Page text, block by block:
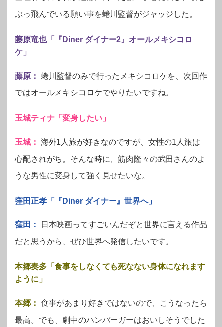
ぶっ飛んでいる願い事を蜷川監督がジャッジした。
藤原竜也「『Diner ダイナー2』オールメキシコロ
ケ」
藤原： 蜷川監督のみで行ったメキシコロケを、次回作
ではオールメキシコロケでやりたいですね。
玉城ティナ「変身したい」
玉城： 海外1人旅が好きなのですが、女性の1人旅は
心配されがち。そんな時に、筋肉隆々の武田さんのよ
うな男性に変身して強く見せたいな。
窪田正孝「『Diner ダイナー』世界へ」
窪田：
日本映画ってすごいんだぞと世界に言える作品
だと思うから、ぜひ世界へ発信したいです。
本郷奏多「食事をしなくても死なない身体になれます
ように」
本郷： 食事があまり好きではないので、こうなったら
最高。でも、劇中のハンバーガーはおいしそうでした